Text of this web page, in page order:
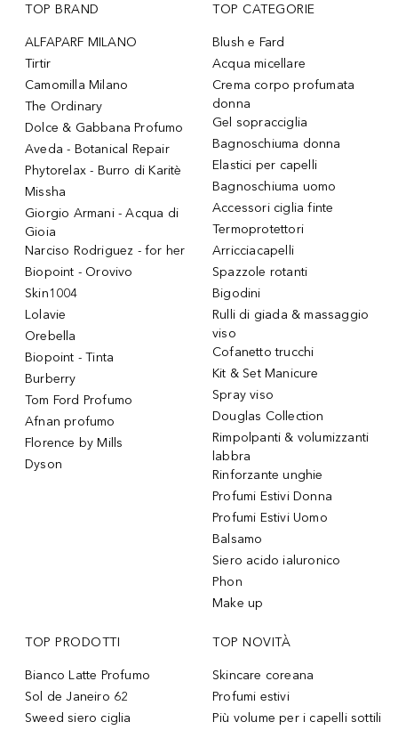
TOP BRAND
ALFAPARF MILANO
Tirtir
Camomilla Milano
The Ordinary
Dolce & Gabbana Profumo
Aveda - Botanical Repair
Phytorelax - Burro di Karitè
Missha
Giorgio Armani - Acqua di
Gioia
Narciso Rodriguez - for her
Biopoint - Orovivo
Skin1004
Lolavie
Orebella
Biopoint - Tinta
Burberry
Tom Ford Profumo
Afnan profumo
Florence by Mills
Dyson
TOP CATEGORIE
Blush e Fard
Acqua micellare
Crema corpo profumata
donna
Gel sopracciglia
Bagnoschiuma donna
Elastici per capelli
Bagnoschiuma uomo
Accessori ciglia finte
Termoprotettori
Arricciacapelli
Spazzole rotanti
Bigodini
Rulli di giada & massaggio
viso
Cofanetto trucchi
Kit & Set Manicure
Spray viso
Douglas Collection
Rimpolpanti & volumizzanti
labbra
Rinforzante unghie
Profumi Estivi Donna
Profumi Estivi Uomo
Balsamo
Siero acido ialuronico
Phon
Make up
TOP PRODOTTI
Bianco Latte Profumo
Sol de Janeiro 62
Sweed siero ciglia
TOP NOVITÀ
Skincare coreana
Profumi estivi
Più volume per i capelli sottili